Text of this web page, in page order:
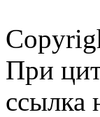
При
ссылка